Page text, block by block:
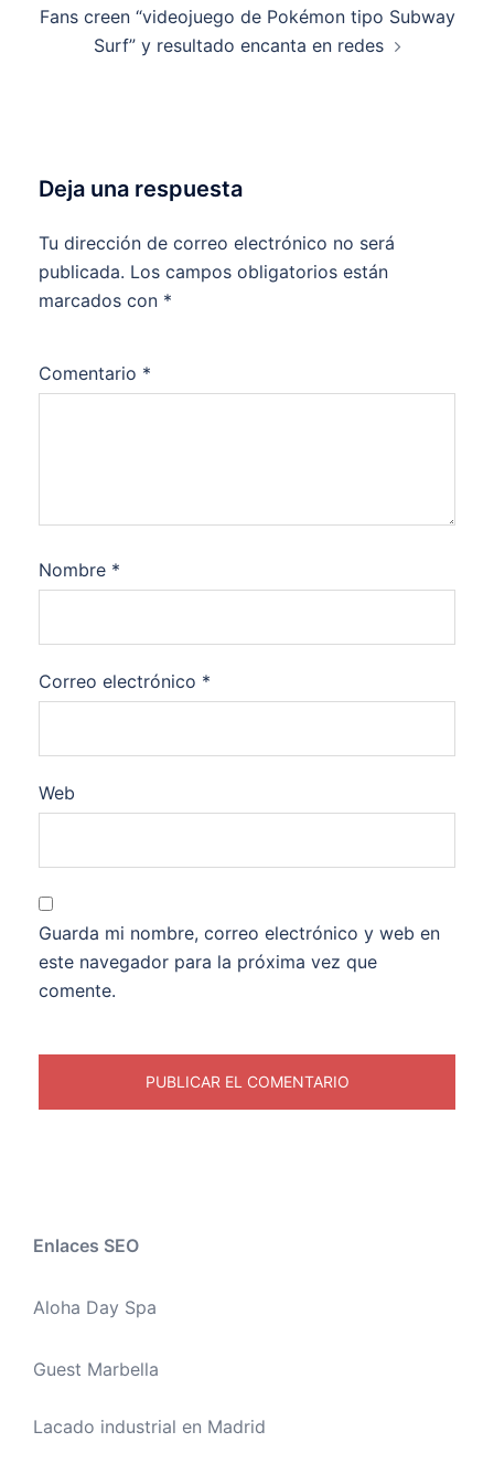
Fans creen “videojuego de Pokémon tipo Subway
Surf” y resultado encanta en redes
Deja una respuesta
Tu dirección de correo electrónico no será
publicada. Los campos obligatorios están
marcados con *
Comentario *
Nombre *
Correo electrónico *
Web
Guarda mi nombre, correo electrónico y web en
este navegador para la próxima vez que
comente.
Enlaces SEO
Aloha Day Spa
Guest Marbella
Lacado industrial en Madrid